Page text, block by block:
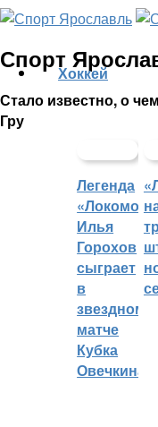
Спорт
Стало известно, о
Гру
Хоккей
Легенда
Илья
Горохов
сыграет
в
звездном
матче
Кубка
Овечкина